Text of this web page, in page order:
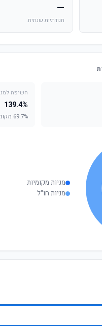
—
תנודתיות שנתית
חשיפה
139.4%
69.7% מקומי + 69.7% חו"ל
מניות מקומיות
מניות חו"ל